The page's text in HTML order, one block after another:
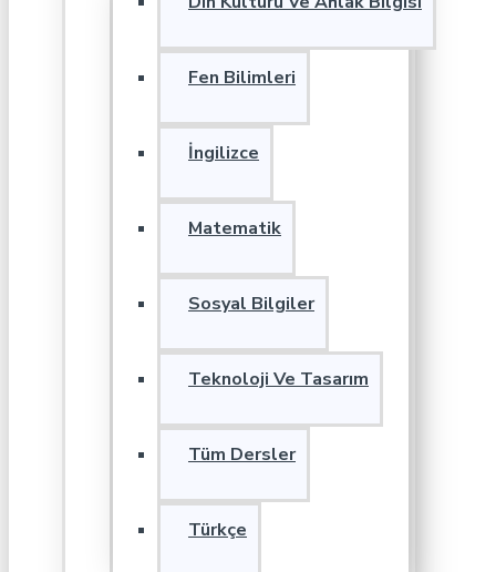
Fen Bilimleri
İngilizce
Matematik
Sosyal Bilgiler
Teknoloji Ve Tasarım
Tüm Dersler
Türkçe